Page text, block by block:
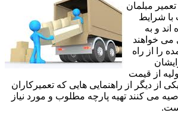
مبلمان
شرایط
اند و به
می خواهند
را از راه
از قیمت
از دیگر از راهنمایی هایی که تعمیرکاران
می کنند تهیه پارچه مطلوب و مورد نیاز